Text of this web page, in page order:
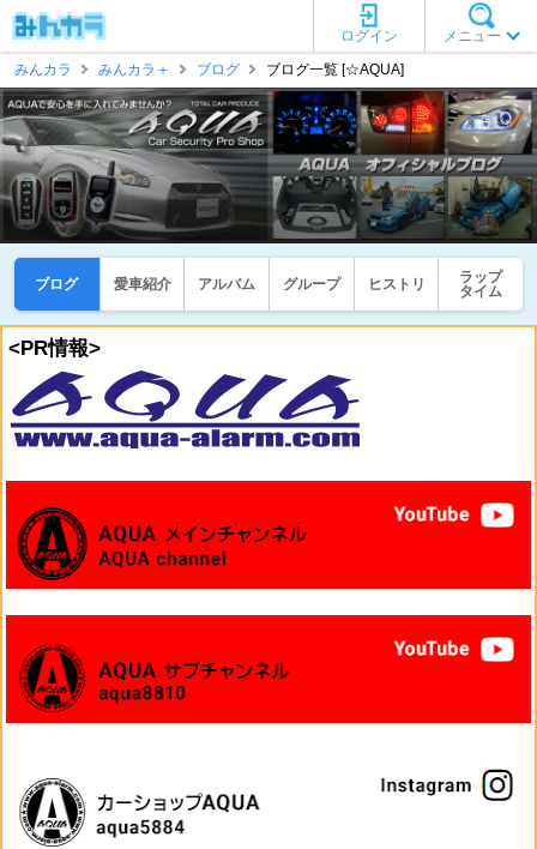
メニュー
ログイン
みんカラ
みんカラ＋ ブログ ブログ一覧 [☆AQUA]
ブログ 愛車紹介 アルバム グループ ヒストリ
ラップ
タイム
<PR情報>